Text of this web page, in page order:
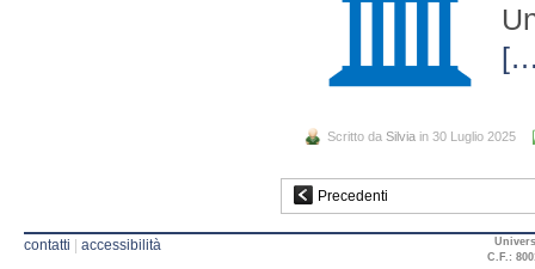
Scritto da Silvia in 30 Luglio 2025
Precedenti
contatti | accessibilità
C.F.: